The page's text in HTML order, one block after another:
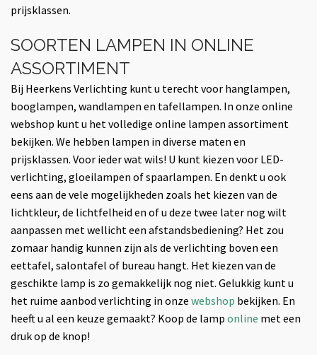
prijsklassen.
SOORTEN LAMPEN IN ONLINE
ASSORTIMENT
Bij Heerkens Verlichting kunt u terecht voor hanglampen,
booglampen, wandlampen en tafellampen. In onze online
webshop kunt u het volledige online lampen assortiment
bekijken. We hebben lampen in diverse maten en
prijsklassen. Voor ieder wat wils! U kunt kiezen voor LED-
verlichting, gloeilampen of spaarlampen. En denkt u ook
eens aan de vele mogelijkheden zoals het kiezen van de
lichtkleur, de lichtfelheid en of u deze twee later nog wilt
aanpassen met wellicht een afstandsbediening? Het zou
zomaar handig kunnen zijn als de verlichting boven een
eettafel, salontafel of bureau hangt. Het kiezen van de
geschikte lamp is zo gemakkelijk nog niet. Gelukkig kunt u
het ruime aanbod verlichting in onze webshop bekijken. En
heeft u al een keuze gemaakt? Koop de lamp online met een
druk op de knop!